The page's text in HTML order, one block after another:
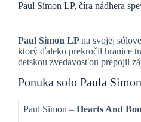
Paul Simon LP, číra nádhera
Paul Simon LPna svojej
ktorý ďaleko prekročil hranice
detskou zvedavosťou prepojil
Ponuka solo Paula
Paul Simon – Hearts And